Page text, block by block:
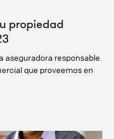
propiedad
aseguradora responsable.
que proveemos en